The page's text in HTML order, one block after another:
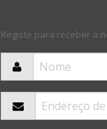
Registe para receber a